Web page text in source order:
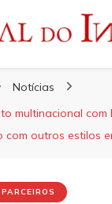
Notícias
multinacional
com outros estilos
PARCEIROS